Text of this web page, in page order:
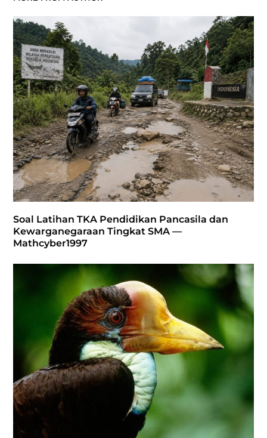
Soal Latihan TKA Pendidikan Pancasila dan
Kewarganegaraan Tingkat SMA —
Mathcyber1997